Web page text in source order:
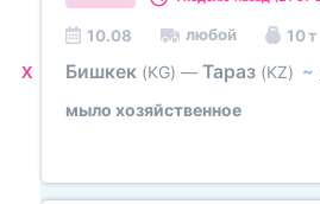
X
10.08 любой 10 т
Бишкек (KG) — Тараз (KZ) ~
мыло хозяйственное